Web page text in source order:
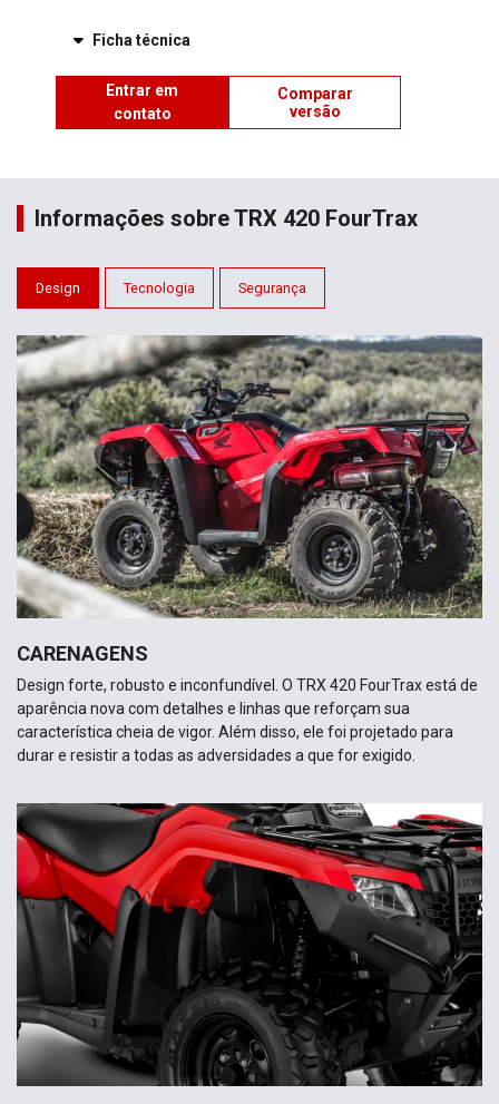
Ficha técnica
Entrar em
contato
Comparar
versão
Informações sobre TRX 420 FourTrax
Design Tecnologia Segurança
CARENAGENS
Design forte, robusto e inconfundível. O TRX 420 FourTrax está de
aparência nova com detalhes e linhas que reforçam sua
característica cheia de vigor. Além disso, ele foi projetado para
durar e resistir a todas as adversidades a que for exigido.